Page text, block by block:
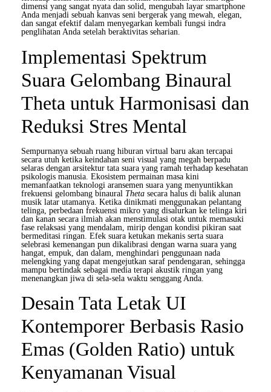
dimensi yang sangat nyata dan solid, mengubah layar smartphone
Anda menjadi sebuah kanvas seni bergerak yang mewah, elegan,
dan sangat efektif dalam menyegarkan kembali fungsi indra
penglihatan Anda setelah beraktivitas seharian.
Implementasi Spektrum
Suara Gelombang Binaural
Theta untuk Harmonisasi dan
Reduksi Stres Mental
Sempurnanya sebuah ruang hiburan virtual baru akan tercapai
secara utuh ketika keindahan seni visual yang megah berpadu
selaras dengan arsitektur tata suara yang ramah terhadap kesehatan
psikologis manusia. Ekosistem permainan masa kini
memanfaatkan teknologi aransemen suara yang menyuntikkan
frekuensi gelombang binaural Theta secara halus di balik alunan
musik latar utamanya. Ketika dinikmati menggunakan pelantang
telinga, perbedaan frekuensi mikro yang disalurkan ke telinga kiri
dan kanan secara ilmiah akan menstimulasi otak untuk memasuki
fase relaksasi yang mendalam, mirip dengan kondisi pikiran saat
bermeditasi ringan. Efek suara ketukan mekanis serta suara
selebrasi kemenangan pun dikalibrasi dengan warna suara yang
hangat, empuk, dan dalam, menghindari penggunaan nada
melengking yang dapat mengejutkan saraf pendengaran, sehingga
mampu bertindak sebagai media terapi akustik ringan yang
menenangkan jiwa di sela-sela waktu senggang Anda.
Desain Tata Letak UI
Kontemporer Berbasis Rasio
Emas (Golden Ratio) untuk
Kenyamanan Visual